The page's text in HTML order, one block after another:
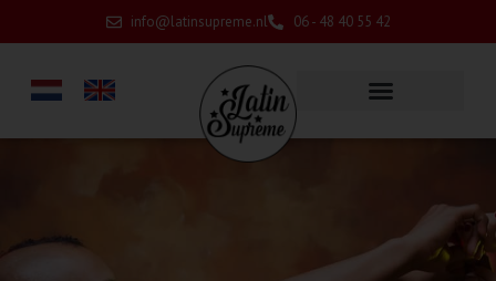
info@latinsupreme.nl 06 - 48 40 55 42